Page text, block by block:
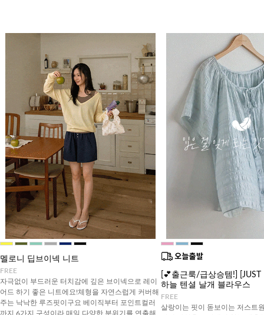
멜로니 딥브이넥 니트
FREE
자극없이 부드러운 터치감에 깊은 브이넥으로 레이
어드 하기 좋은 니트에요!체형을 자연스럽게 커버해
주는 낙낙한 루즈핏이구요 베이직부터 포인트컬러
까지 6가지 구성이라 매일 다양한 분위기를 연출해
[💕출근룩/급상승템!] [JUST
하늘 텐셜 날개 블라우스
FREE
살랑이는 핏이 돋보이는 저스트